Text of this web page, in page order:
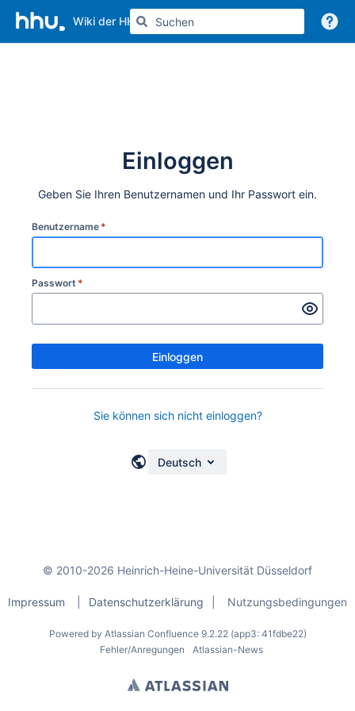
Wiki der HHU Weitere Informationen
Einloggen
Geben Sie Ihren Benutzernamen und Ihr Passwort ein.
Benutzername *
Passwort *
Einloggen
Sie können sich nicht einloggen?
Deutsch
© 2010-2026 Heinrich-Heine-Universität Düsseldorf
Impressum Datenschutzerklärung Nutzungsbedingungen
Powered by Atlassian Confluence 9.2.22 (app3: 41fdbe22)
Fehler/Anregungen
Atlassian-News